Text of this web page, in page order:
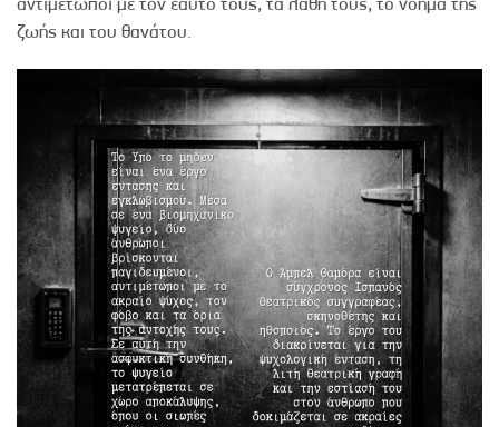
αντιμέτωποι με τον εαυτό τους, τα λάθη τους, το νόημα της
ζωής και του θανάτου.